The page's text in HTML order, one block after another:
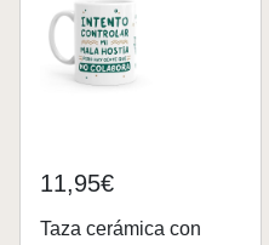
11,95€
Taza cerámica con